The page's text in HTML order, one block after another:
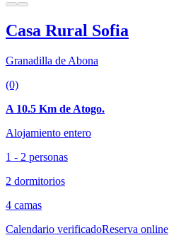
Casa Rural Sofia
Granadilla de Abona
(0)
A 10.5 Km de Atogo.
Alojamiento entero
1 - 2 personas
2 dormitorios
4 camas
Calendario verificadoReserva online